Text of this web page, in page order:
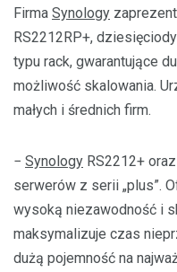
Firma Synology
RS2212RP+,
typu rack, gwarantujące
możliwość skalowania.
małych i średnich firm.
− Synology RS2212+
serwerów z serii „plus”.
wysoką niezawodność i
maksymalizuje czas
dużą pojemność na